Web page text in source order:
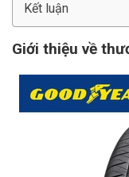
Kết luận
Giới thiệu về